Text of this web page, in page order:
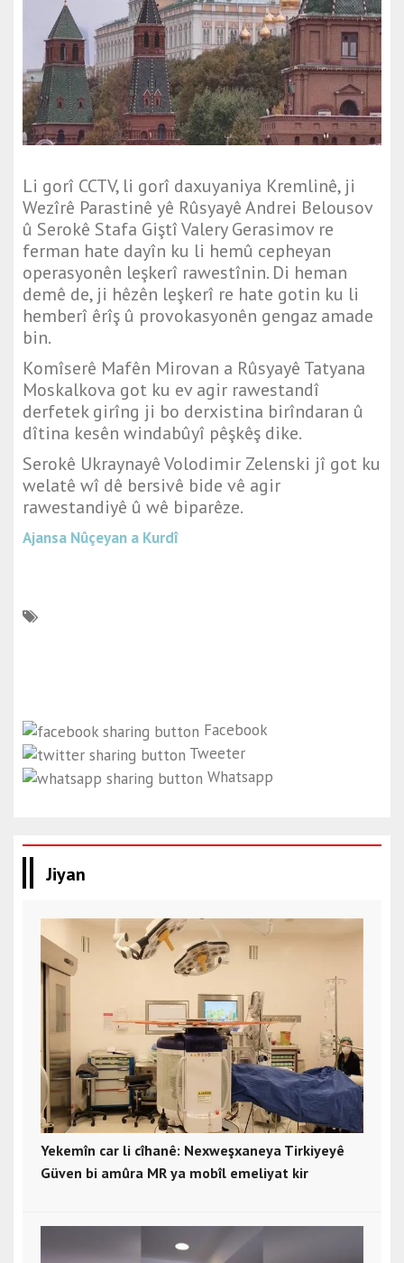
Li gorî CCTV, li gorî daxuyaniya Kremlinê, ji
Wezîrê Parastinê yê Rûsyayê Andrei Belousov
û Serokê Stafa Giştî Valery Gerasimov re
ferman hate dayîn ku li hemû cepheyan
operasyonên leşkerî rawestînin. Di heman
demê de, ji hêzên leşkerî re hate gotin ku li
hemberî êrîş û provokasyonên gengaz amade
bin.
Komîserê Mafên Mirovan a Rûsyayê Tatyana
Moskalkova got ku ev agir rawestandî
derfetek girîng ji bo derxistina birîndaran û
dîtina kesên windabûyî pêşkêş dike.
Serokê Ukraynayê Volodimir Zelenski jî got ku
welatê wî dê bersivê bide vê agir
rawestandiyê û wê biparêze.
Ajansa Nûçeyan a Kurdî
Facebook
Tweeter
Whatsapp
Jiyan
Yekemîn car li cîhanê: Nexweşxaneya Tirkiyeyê
Güven bi amûra MR ya mobîl emeliyat kir